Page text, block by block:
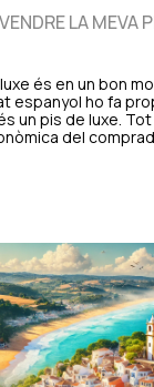
LA MEVA
és en un bon
espanyol ho fa
un pis de luxe.
del